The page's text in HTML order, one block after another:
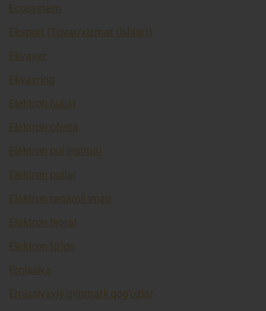
Ecosystem
Eksport (Tovar/xizmat (ishlar))
Ekvayer
Ekvayring
Elektron hujjat
Elektron oferta
Elektron pul instituti
Elektron pullar
Elektron raqamli imzo
Elektron tijorat
Elektron to’lov
Emissiya
Emissiyaviy qimmatli qog’ozlar